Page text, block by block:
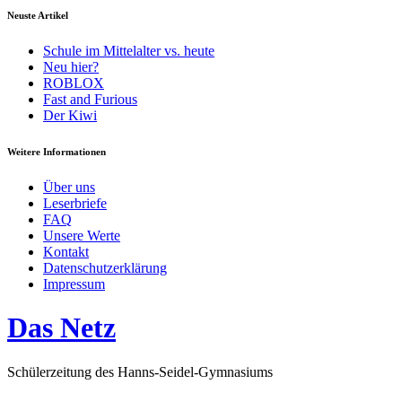
Neuste Artikel
Schule im Mittelalter vs. heute
Neu hier?
ROBLOX
Fast and Furious
Der Kiwi
Weitere Informationen
Über uns
Leserbriefe
FAQ
Unsere Werte
Kontakt
Datenschutzerklärung
Impressum
Das Netz
Schülerzeitung des Hanns-Seidel-Gymnasiums